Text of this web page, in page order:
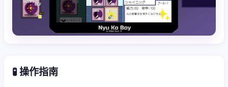
🧪 操作指南